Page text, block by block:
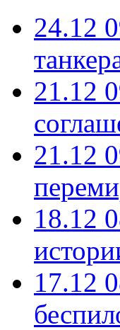
24.12
21.12
21.12
18.12
17.12